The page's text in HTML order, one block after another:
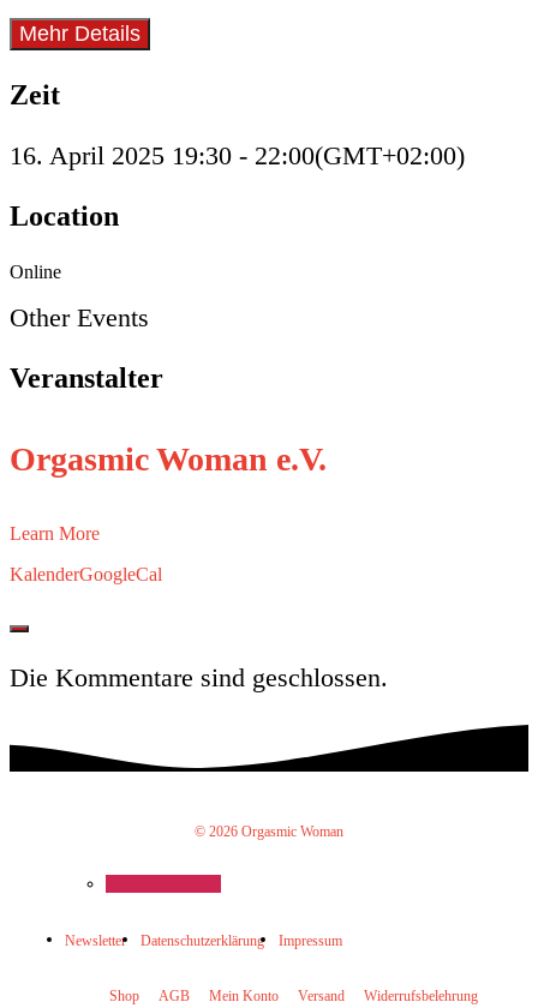
Mehr Details
Zeit
16. April 2025 19:30 - 22:00(GMT+02:00)
Location
Online
Other Events
Veranstalter
Orgasmic Woman e.V.
Learn More
KalenderGoogleCal
Die Kommentare sind geschlossen.
© 2026 Orgasmic Woman
Newsletter Datenschutzerklärung Impressum
Shop AGB Mein Konto Versand Widerrufsbelehrung